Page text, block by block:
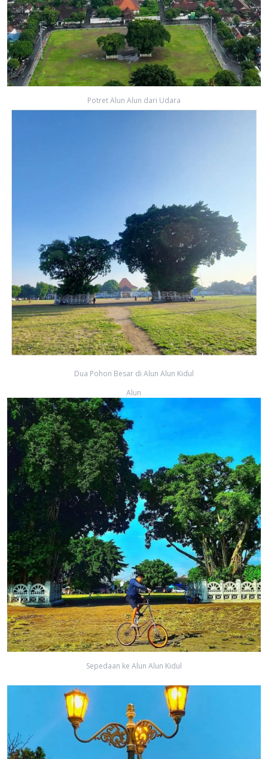
Potret Alun Alun dari Udara
Dua Pohon Besar di Alun Alun Kidul
Alun
Sepedaan ke Alun Alun Kidul